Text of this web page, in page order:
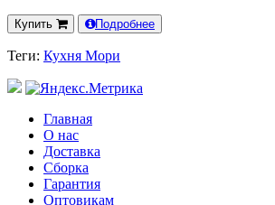
Купить Подробнее
Теги: Кухня Мори
Главная
О нас
Доставка
Сборка
Гарантия
Оптовикам